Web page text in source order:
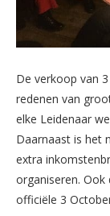
De verkoop van
redenen van
elke Leidenaar
Daarnaast is het
extra
organiseren.
officiële 3